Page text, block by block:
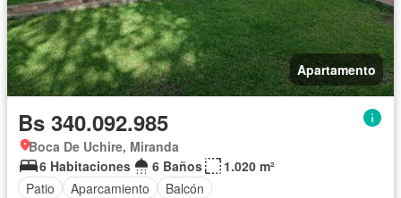
Apartamento
Bs 340.092.985
Boca De Uchire, Miranda
6 Habitaciones
6 Baños
1.020 m²
Patio
Aparcamiento Balcón